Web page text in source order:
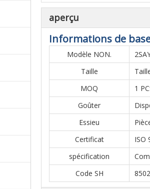
aperçu
Informations de
Modèle NON.
Taille
MOQ
1
Goûter
Essieu
Certificat
ISO
spécification
Code SH